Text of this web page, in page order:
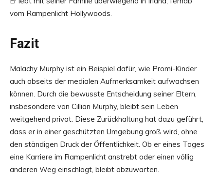
vom Rampenlicht Hollywoods.
Fazit
Malachy Murphy ist ein Beispiel dafür, wie Promi-Kinder
auch abseits der medialen Aufmerksamkeit aufwachsen
können. Durch die bewusste Entscheidung seiner Eltern,
insbesondere von Cillian Murphy, bleibt sein Leben
weitgehend privat. Diese Zurückhaltung hat dazu geführt,
dass er in einer geschützten Umgebung groß wird, ohne
den ständigen Druck der Öffentlichkeit. Ob er eines Tages
eine Karriere im Rampenlicht anstrebt oder einen völlig
anderen Weg einschlägt, bleibt abzuwarten.